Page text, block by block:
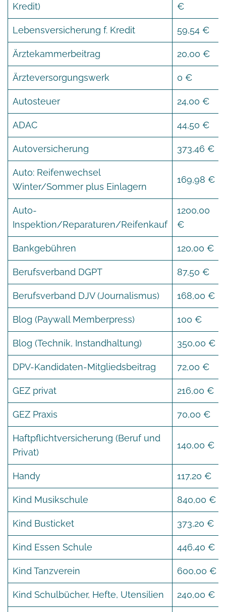
Kredit)
€
Lebensversicherung f. Kredit 59,54 €
Ärztekammerbeitrag 20,00 €
Ärzteversorgungswerk 0 €
Autosteuer 24,00 €
ADAC 44,50 €
Autoversicherung 373,46 €
Auto: Reifenwechsel
Winter/Sommer plus Einlagern
169,98 €
Auto-
Inspektion/Reparaturen/Reifenkauf
1200,00
€
Bankgebühren 120,00 €
Berufsverband DGPT 87,50 €
Berufsverband DJV (Journalismus) 168,00 €
Blog (Paywall Memberpress) 100 €
Blog (Technik, Instandhaltung) 350,00 €
DPV-Kandidaten-Mitgliedsbeitrag 72,00 €
GEZ privat 216,00 €
GEZ Praxis 70,00 €
Haftpflichtversicherung (Beruf und
Privat)
140,00 €
Handy 117,20 €
Kind Musikschule 840,00 €
Kind Busticket 373,20 €
Kind Essen Schule 446,40 €
Kind Tanzverein 600,00 €
Kind Schulbücher, Hefte, Utensilien 240,00 €